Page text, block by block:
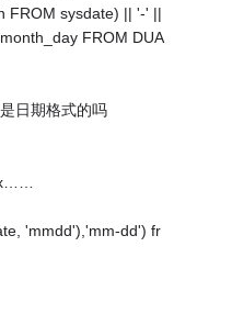
FROM sysdate) || '-' ||
FROM DUA
日期格式的吗
'mmdd'),'mm-dd') fr